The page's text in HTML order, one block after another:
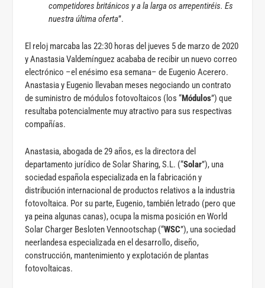
competidores británicos y a la larga os arrepentiréis. Es
nuestra última oferta”.
El reloj marcaba las 22:30 horas del jueves 5 de marzo de 2020
y Anastasia Valdemínguez acababa de recibir un nuevo correo
electrónico –el enésimo esa semana– de Eugenio Acerero.
Anastasia y Eugenio llevaban meses negociando un contrato
de suministro de módulos fotovoltaicos (los “Módulos”) que
resultaba potencialmente muy atractivo para sus respectivas
compañías.
Anastasia, abogada de 29 años, es la directora del
departamento jurídico de Solar Sharing, S.L. (“Solar”), una
sociedad española especializada en la fabricación y
distribución internacional de productos relativos a la industria
fotovoltaica. Por su parte, Eugenio, también letrado (pero que
ya peina algunas canas), ocupa la misma posición en World
Solar Charger Besloten Vennootschap (“WSC”), una sociedad
neerlandesa especializada en el desarrollo, diseño,
construcción, mantenimiento y explotación de plantas
fotovoltaicas.